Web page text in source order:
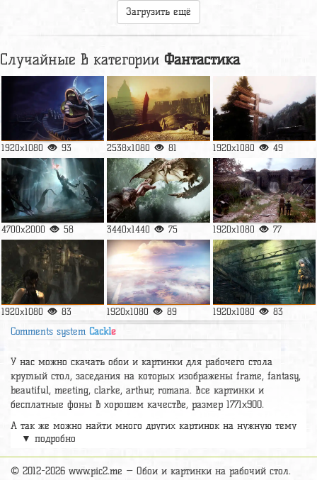
Загрузить ещё
Случайные в категории Фантастика
1920x1080 93 2538x1080 81 1920x1080 49
4700x2000 58 3440x1440 75 1920x1080 77
1920x1080 83 1920x1080 89 1920x1080 83
Comments system Cackle
У нас можно скачать обои и картинки для рабочего стола
круглый стол, заседания на которых изображены frame, fantasy,
beautiful, meeting, clarke, arthur, romana. Все картинки и
бесплатные фоны в хорошем качестве, размер 1771x900.
А так же можно найти много других картинок на нужную тему
разделобои Фантастика
большое количество красивых широкоформатных картинок, фото
и обоев хорошего hd качества бесплатно и на телефон.
▼ подробно
© 2012-2026 www.pic2.me — Обои и картинки на рабочий стол.